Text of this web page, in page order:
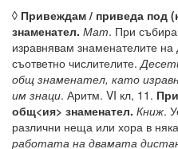
◊ Привеждам / приведа под
знаменател. Мат. При
изравнявам знаменателите
съответно числителите.
общ знаменател, като
им знаци. Аритм. VI кл, 11.
общ<ия> знаменател. Книж.
различни неща или хора в
работата на двамата